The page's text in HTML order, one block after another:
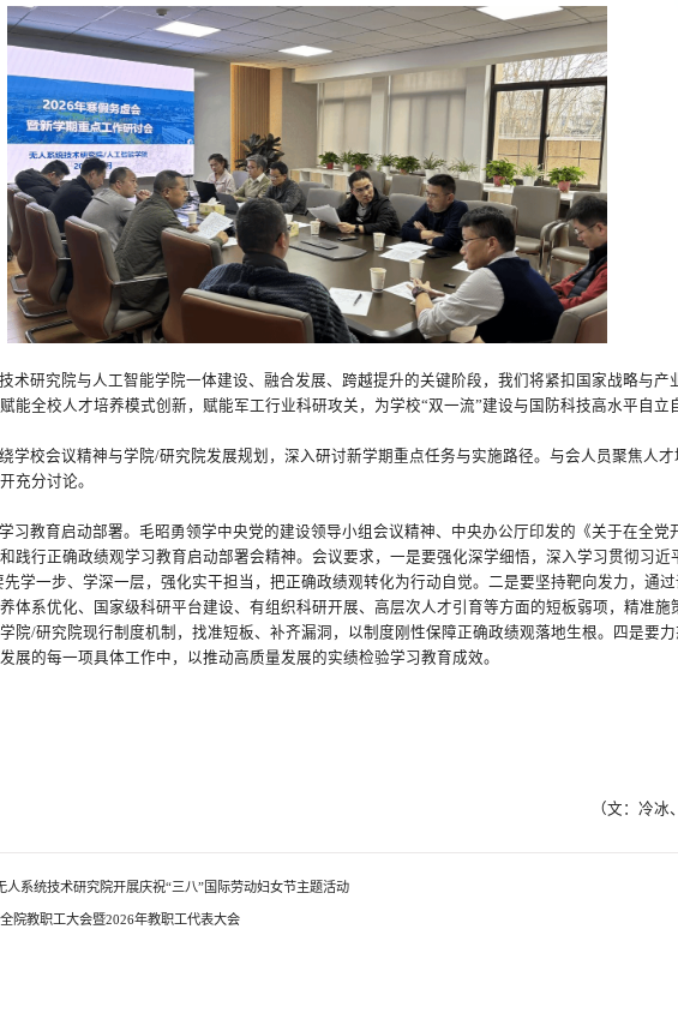
术研究院与人工智能学院一体建设、融合发展、跨越提升的关键阶段，我们将紧扣国家战略与产
能全校人才培养模式创新，赋能军工行业科研攻关，为学校“双一流”建设与国防科技高水平自立
学校会议精神与学院/研究院发展规划，深入研讨新学期重点任务与实施路径。与会人员聚焦人
充分讨论。
习教育启动部署。毛昭勇领学中央党的建设领导小组会议精神、中央办公厅印发的《关于在全党
践行正确政绩观学习教育启动部署会精神。会议要求，一是要强化深学细悟，深入学习贯彻习近
学一步、学深一层，强化实干担当，把正确政绩观转化为行动自觉。二是要坚持靶向发力，通
体系优化、国家级科研平台建设、有组织科研开展、高层次人才引育等方面的短板弱项，精准施
院/研究院现行制度机制，找准短板、补齐漏洞，以制度刚性保障正确政绩观落地生根。四是要
展的每一项具体工作中，以推动高质量发展的实绩检验学习教育成效。
（文：冷冰
系统技术研究院开展庆祝“三八”国际劳动妇女节主题活动
院教职工大会暨2026年教职工代表大会